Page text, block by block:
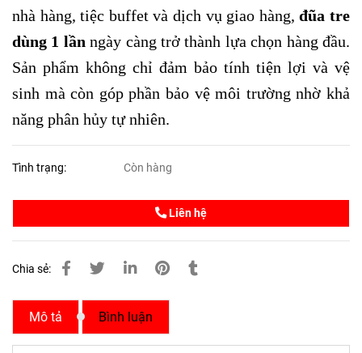
nhà hàng, tiệc buffet và dịch vụ giao hàng,đũa tre
dùng 1 lần ngày càng trở thành lựa chọn hàng đầu.
Sản phẩm không chỉ đảm bảo tính tiện lợi và vệ
sinh mà còn góp phần bảo vệ môi trường nhờ khả
năng phân hủy tự nhiên.
Tình trạng: Còn hàng
Liên hệ
Chia sẻ:
Mô tả Bình luận